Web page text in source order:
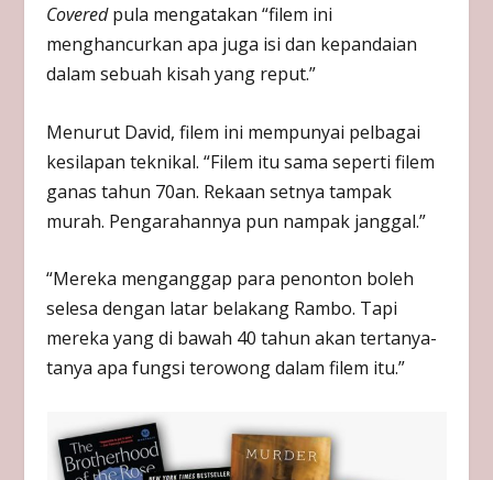
Coveredpula mengatakan “filem ini
menghancurkan apa juga isi dan kepandaian
dalam sebuah kisah yang reput.”
Menurut David, filem ini mempunyai pelbagai
kesilapan teknikal. “Filem itu sama seperti filem
ganas tahun 70an. Rekaan setnya tampak
murah. Pengarahannya pun nampak janggal.”
“Mereka menganggap para penonton boleh
selesa dengan latar belakang Rambo. Tapi
mereka yang di bawah 40 tahun akan tertanya-
tanya apa fungsi terowong dalam filem itu.”